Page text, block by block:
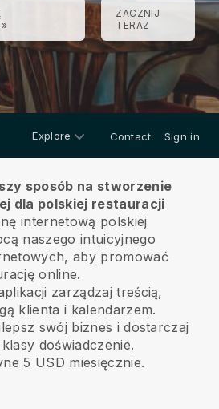
ZACZNIJ
TERAZ
Explore Contact Sign in
sposób na stworzenie
dla polskiej restauracji
internetową polskiej
naszego intuicyjnego
aby promować
online.
zarządzaj treścią,
klienta i kalendarzem.
swój biznes i dostarczaj
doświadczenie.
5 USD miesięcznie.